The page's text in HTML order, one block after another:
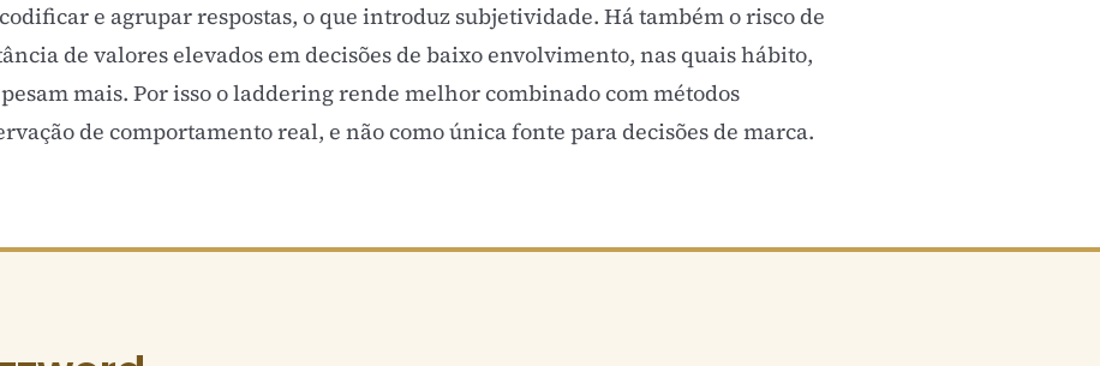
e agrupar respostas, o que introduz subjetividade. Há também o risco de
de valores elevados em decisões de baixo envolvimento, nas quais hábito,
mais. Por isso o laddering rende melhor combinado com métodos
de comportamento real, e não como única fonte para decisões de marca.